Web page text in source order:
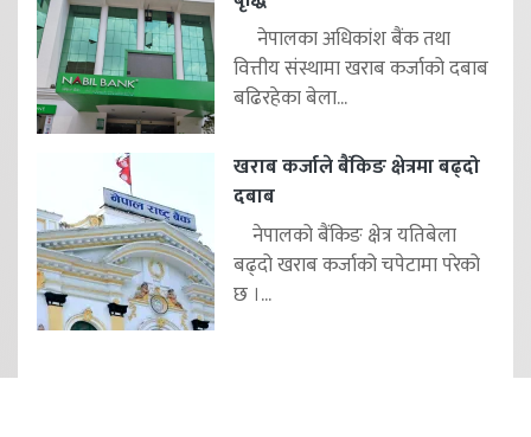
नेपालका अधिकांश बैंक तथा
वित्तीय संस्थामा खराब कर्जाको दबाब
बढिरहेका बेला...
खराब कर्जाले बैंकिङ क्षेत्रमा बढ्दो
दबाब
नेपालको बैंकिङ क्षेत्र यतिबेला
बढ्दो खराब कर्जाको चपेटामा परेको
छ ।...